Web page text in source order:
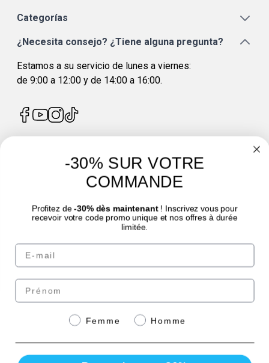
Categorías
¿Necesita consejo? ¿Tiene alguna pregunta?
Estamos a su servicio de lunes a viernes:
de 9:00 a 12:00 y de 14:00 a 16:00.
4.7/5
© Laboratoire des GRANIONS 2026 | Pago seguro | *Norma AFNOR NF EN 17444.
-30% SUR VOTRE
COMMANDE
Profitez de -30% dès maintenant! Inscrivez vous pour
recevoir votre code promo unique et nos offres à durée
limitée.
Email
Prénom
GenreFemme Homme